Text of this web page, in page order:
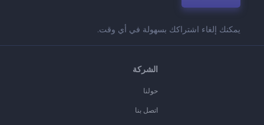
يمكنك إلغاء اشتراكك بسهولة في أي وقت.
الشركة
حولنا
اتصل بنا